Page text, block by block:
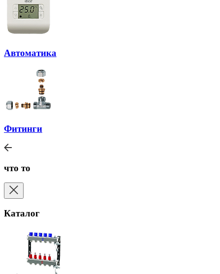
Автоматика
Фитинги
что то
Каталог